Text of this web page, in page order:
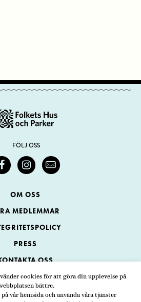
cookies för att göra din upplevelse på
bättre.
vår hemsida och använda våra tjänster
FÖLJ OSS
OM OSS
MEDLEMMAR
PRESS
OSS
Hus och Parker